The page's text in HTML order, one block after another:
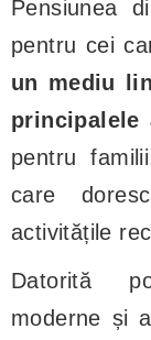
Pensiunea
pentru cei
un mediu
pentru
care
activitățile
Datorită
moderne și